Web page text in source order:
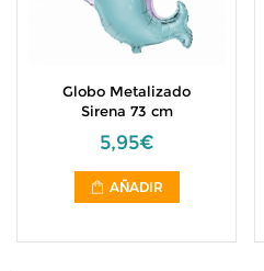
Globo Metalizado
Sirena 73 cm
5,95€
AÑADIR